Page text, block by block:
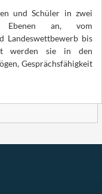
und Schüler in zwei
Ebenen an, vom
Landeswettbewerb bis
werden sie in den
Gesprächsfähigkeit